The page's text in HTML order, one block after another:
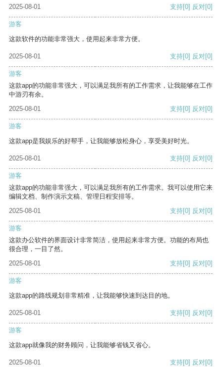
2025-08-01 支持[0] 反对[0]
游客
这款软件的功能非常强大，使用起来非常方便。
2025-08-01 支持[0] 反对[0]
游客
这款app的功能非常强大，可以满足我所有的工作需求，让我能够在工作
中游刃有余。
2025-08-01
支持[0] 反对[0]
游客
这款app是我娱乐的好帮手，让我能够放松身心，享受美好时光。
2025-08-01 支持[0] 反对[0]
游客
这款app的功能非常强大，可以满足我所有的工作需求。我可以使用它来
编辑文档、制作演示文稿、管理日程安排等。
2025-08-01
支持[0] 反对[0]
游客
这款办公软件的界面设计非常简洁，使用起来非常方便。功能的布局也
很合理，一目了然。
2025-08-01
支持[0] 反对[0]
游客
这款app的路线规划非常精准，让我能够快速到达目的地。
2025-08-01 支持[0] 反对[0]
游客
这款app就像我的财务顾问，让我能够省钱又省心。
2025-08-01 支持[0] 反对[0]